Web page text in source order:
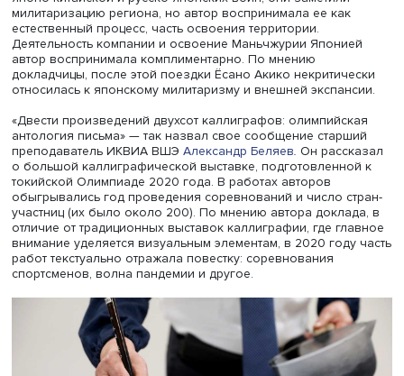
ЮМЖД и прилегающей к ней местностью управляла
«Монтэцу», продолжавшая строительство дороги. Она
приглашала японцев, в том числе деятелей культуры, в
поездки, выпускала путеводители, описывавшие
Ольга Лебедева рассказала, что Ёсано Акико с мужем
доехали до Харбина, потом направились во
Монголию, посетили памятники древней архитектуры,
источники, природные достопримечательности,
считавшиеся образцами преобразования их Японией.
Ёсано Акико регулярно описывала природу Китая,
подчеркивая сходство китайских и японских пейзажей,
демонстрировала свое знание китайской культуры,
рассказала о подарке — древних монетах из раскопок.
Одновременно автор сообщала о достижениях
Маньчжурии. Иногда создается впечатление, что она
путешествует по заморской Японии.